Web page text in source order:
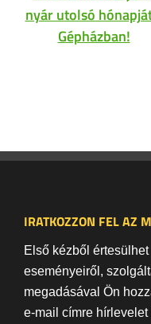
nyár utolsó
Gépházban!
IRATKOZZON FEL AZ
Első kézből
eseményeiről,
megadásával Ön
e-mail címre